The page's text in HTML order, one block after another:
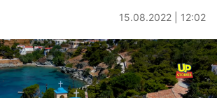
15.08.2022 | 12:02